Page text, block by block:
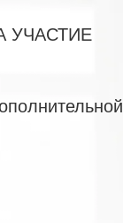
УЧАСТИЕ